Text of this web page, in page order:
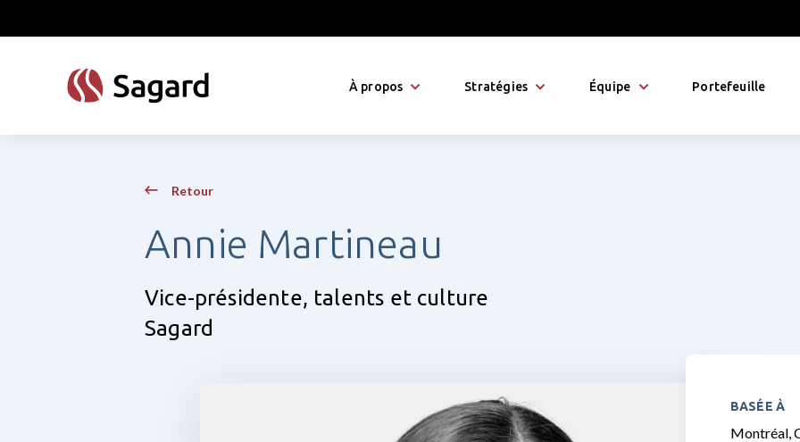
À propos Stratégies Équipe Portefeuille
Retour
Annie Martineau
Vice-présidente, talents et culture
Sagard
BASÉE À
Montréal,